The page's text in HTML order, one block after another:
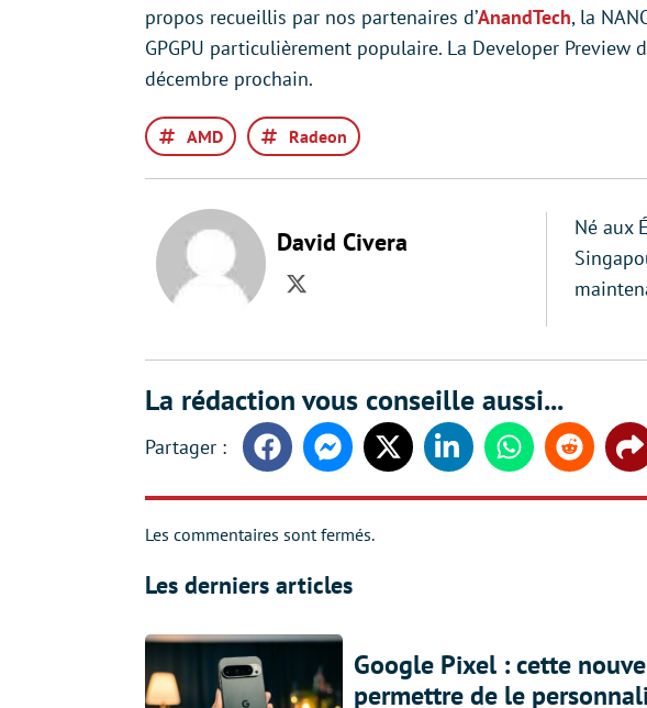
propos recueillis par nos partenaires d’AnandTech, la
GPGPU particulièrement populaire. La Developer Preview
décembre prochain.
AMD Radeon
David Civera
Twitter
Né aux
La rédaction vous conseille aussi...
FacebookMessengerTwitter LinkedinWhatsappReddit
Les commentaires sont fermés.
Les derniers articles
Google Pixel : cette
permettre de le